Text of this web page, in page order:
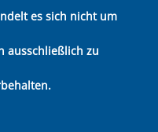
es sich nicht um
ausschließlich zu